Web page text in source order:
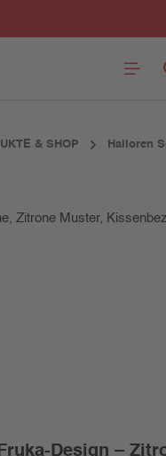
& SHOP
Halloren
Design –